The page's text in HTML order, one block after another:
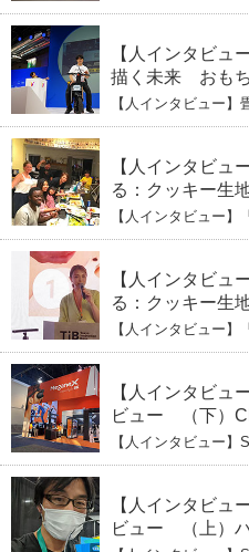
（下）おもちゃ
おもちゃの心で社会
イボックス」とい
【人インタビュ
描く未来 おも
式会社ICOMA
（上）「変形」
【人インタビュー
おもちゃの心で社会
ーの軌跡
【人インタビュ
る：クッキー生
ひとみ（下）
笑いの子育て
【人インタビュー】
生地で夢を叶える
【人インタビュ
る：クッキー生
ひとみ（上）
できる」とい
【人インタビュー】
生地で夢を叶える
【人インタビュ
ビュー （下）
る未来
【人インタビュー
（下）CESへのこ
【人インタビュ
ビュー （上）